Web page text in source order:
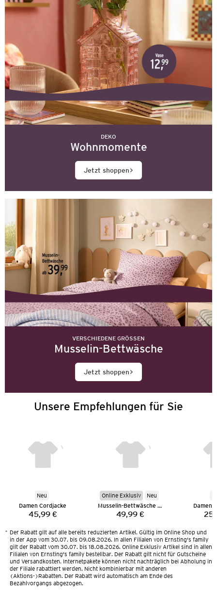
DEKO
Wohnmomente
Jetzt shoppen
VERSCHIEDENE GRÖSSEN
Musselin-Bettwäsche
Jetzt shoppen
Unsere Empfehlungen für Sie
Neu
Damen Cordjacke
Preis:
45,99 €
Online Exklusiv
Neu
Musselin-Bettwäsche 135 x 200 cm
Preis:
49,99 €
Damen
* Der Rabatt gilt auf alle bereits reduzierten Artikel. Gültig im Online Shop und
in der App vom 30.07. bis 09.08.2026. In allen Filialen von Ernsting's family
gilt der Rabatt vom 30.07. bis 18.08.2026. Online Exklusiv Artikel sind in allen
Filialen von Ernsting's family bestellbar. Der Rabatt gilt nicht für Gutscheine
und Versandkosten. Internetpakete können nicht nachträglich bei Abholung in
der Filiale rabattiert werden. Nicht kombinierbar mit anderen
(Aktions-)Rabatten. Der Rabatt wird automatisch am Ende des
Bezahlvorgangs abgezogen.